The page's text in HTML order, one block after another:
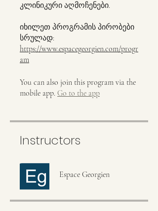
კლინიკური აღმოჩენები.
იხილეთ პროგრამის პირობები
სრულად:
https://www.espacegeorgien.com/progr
am
You can also join this program via the
mobile app. Go to the app
Instructors
Espace Georgien